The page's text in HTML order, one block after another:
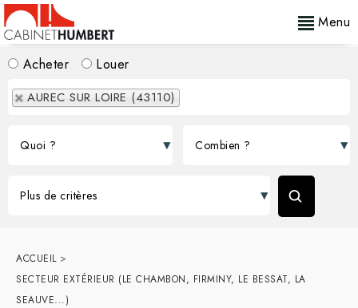
Menu
Acheter Louer
AUREC SUR LOIRE (43110)
ACCUEIL>
SECTEUR EXTÉRIEUR (LE CHAMBON, FIRMINY, LE BESSAT, LA
SEAUVE...)